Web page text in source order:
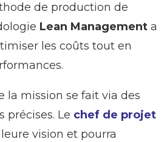
de production de
Lean Management a
les coûts tout en
la mission se fait via des
précises. Le chef de projet
vision et pourra